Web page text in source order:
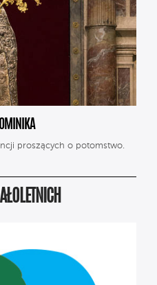
proszących o potomstwo.